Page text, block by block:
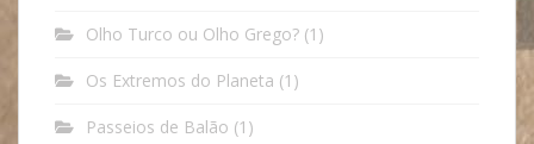
Olho Turco ou Olho Grego? (1)
Os Extremos do Planeta (1)
Passeios de Balão (1)